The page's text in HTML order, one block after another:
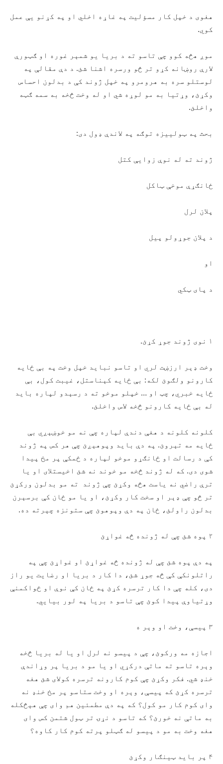
هغوی د خپل کار مسؤلیت په غاړه اخلي او په کړنو يې عمل
کوي.
موږ هڅه کوو چې تاسو ته د بریا يو شمېر غوره او ګټورې
لارې روښانه کړو تر څو ورسره اشنا شئ. د دې مقالې په
لوستلو سره به هرومرو په خپل ژوند کې د بدلون احساس
وکړئ، وړتيا به مو لوړه شي او له وخت څخه به سمه ګټه
واخلئ.
بحث په ټولييزه توګه په لاندې ډول دی:
ژوند ته له نوې زوايې کتل
ځانګړې موخې ټاکل
پلان لرل
د پلان جوړولو پیل
او
د پای ټکي
۱ نوی ژوند جوړ کړئ.
وخت ډېر ارزښت لري او تاسو نباید خپل وخت په بې ځایه
کارونو ولګوئ لکه: بې ځایه کېناستل، غيبت کول، بې
ځایه خبري، چټ او … خپلو موخو ته د رسېدو لپاره باید
له بې ځایه کارونو څخه لاس واخلئ.
کلونه کلونه د هغې دندې لپاره چې نه مو خوښېږي بې
ځایه مه تېروئ. په دې باید وپوهېږئ چې هر کس په ژوند
کې د رسالت او ځانګړو موخو لپاره د ځمکې پر مخ پیدا
شوی دی. که له ژوند څخه مو خوند نه شئ اخيستلای او يا
ترې راضي نه یاست هڅه وکړئ چې ژوند ته مو بدلون ورکړئ
تر څو چې ډېر او سخت کار وکړئ، او يا مو ځان کې برسېرن
بدلون راولئ، ځان په دې وپوهوئ چې ستونزه چېرته ده.
۲ پوه شئ چې له ژونده څه غواړئ
په دې پوه شئ چې له ژونده څه غواړئ او غواړئ چې په
راتلونکې کې څه جوړ شئ، دا کار د بریا او رضایت يو راز
دی، کله چې دا کار ترسره کړئ په ځان کې نوې او ځواکمنې
وړتیاوې پيدا کوئ چې تاسو د بریا په لور بیايي.
۳ پيسې، وخت او وېر ه
اجازه مه ورکوئ، چې د پیسو نه لرل او یا له بریا څخه
وېره تاسو ته ماتې درکړي او یا مو د بریا پر وړاندې
خنډ شي. فکر وکړئ چې کوم کارونه ترسره کولای شئ هغه
ترسره کړئ که پیسې، وېره او وخت ستاسو پر مخ خنډ نه
وای کوم کار مو کول؟ که په دې مطمئين هم وای چې هېڅکله
به ماتې نه خورئ؟ که تاسو د نړۍ تر ټول شتمن کس وای
هغه وخت به مو د پیسو له ګټلو پرته کوم کار کاوه؟
۴ پر باید ټينګار وکړئ